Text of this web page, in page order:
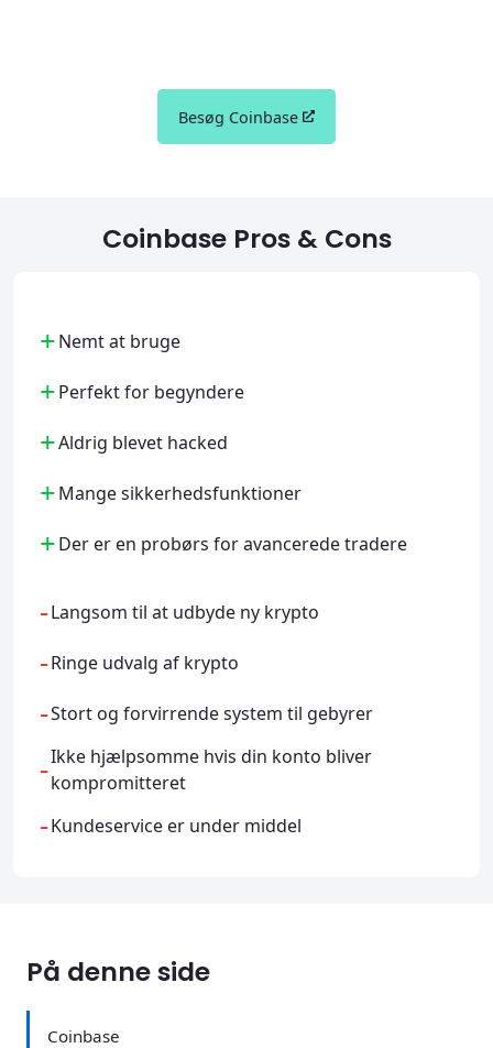
Besøg Coinbase
Coinbase Pros & Cons
+Nemt at bruge
+Perfekt for begyndere
+Aldrig blevet hacked
+Mange sikkerhedsfunktioner
+Der er en probørs for avancerede tradere
-Langsom til at udbyde ny krypto
-Ringe udvalg af krypto
-Stort og forvirrende system til gebyrer
-Ikke hjælpsomme hvis din konto bliver
kompromitteret
-Kundeservice er under middel
På denne side
Coinbase